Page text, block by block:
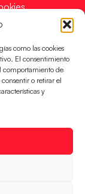
como las cookies
El consentimiento
comportamiento de
o retirar el
y
Web
–